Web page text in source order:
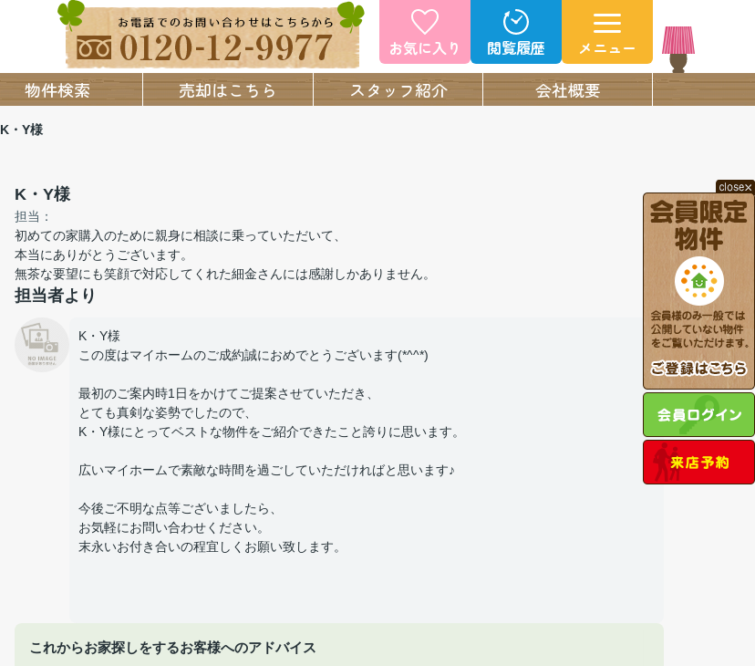
お気に入り 閲覧履歴 メニュー
物件検索 売却はこちら スタッフ紹介 会社概要
K・Y様
K・Y様
担当：
初めての家購入のために親身に相談に乗っていただいて、
本当にありがとうございます。
無茶な要望にも笑顔で対応してくれた細金さんには感謝しかありません。
担当者より
K・Y様
この度はマイホームのご成約誠におめでとうございます(*^^*)
最初のご案内時1日をかけてご提案させていただき、
とても真剣な姿勢でしたので、
K・Y様にとってベストな物件をご紹介できたこと誇りに思います。
広いマイホームで素敵な時間を過ごしていただければと思います♪
今後ご不明な点等ございましたら、
お気軽にお問い合わせください。
末永いお付き合いの程宜しくお願い致します。
これからお家探しをするお客様へのアドバイス